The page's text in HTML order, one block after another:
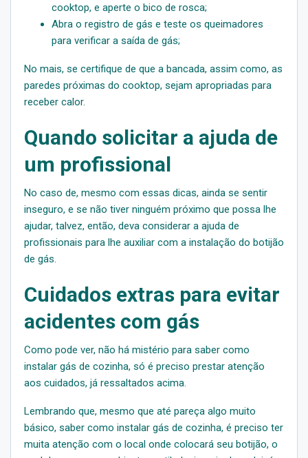
cooktop, e aperte o bico de rosca;
Abra o registro de gás e teste os queimadores
para verificar a saída de gás;
No mais, se certifique de que a bancada, assim como, as
paredes próximas do cooktop, sejam apropriadas para
receber calor.
Quando solicitar a ajuda de
um profissional
No caso de, mesmo com essas dicas, ainda se sentir
inseguro, e se não tiver ninguém próximo que possa lhe
ajudar, talvez, então, deva considerar a ajuda de
profissionais para lhe auxiliar com a instalação do botijão
de gás.
Cuidados extras para evitar
acidentes com gás
Como pode ver, não há mistério para saber como
instalar gás de cozinha, só é preciso prestar atenção
aos cuidados, já ressaltados acima.
Lembrando que, mesmo que até pareça algo muito
básico, saber como instalar gás de cozinha, é preciso ter
muita atenção com o local onde colocará seu botijão, o